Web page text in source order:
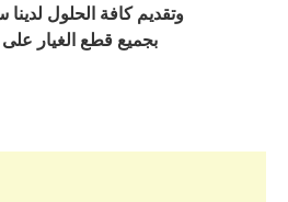
وتقديم كافة الحلول
بجميع قطع الغيار